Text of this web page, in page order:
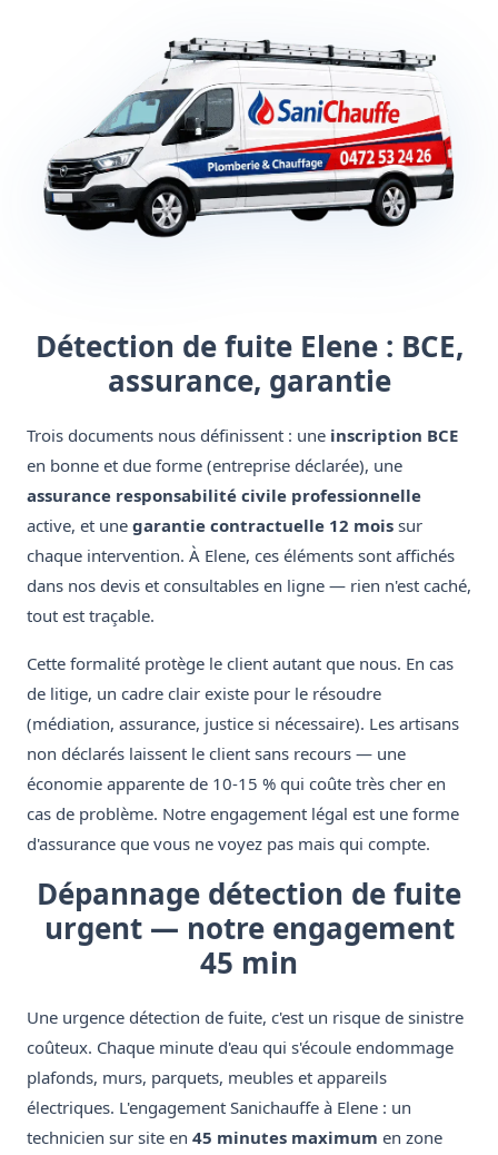
Détection de fuite Elene : BCE,
assurance, garantie
Trois documents nous définissent : une inscription BCE
en bonne et due forme (entreprise déclarée), une
assurance responsabilité civile professionnelle
active, et une garantie contractuelle 12 mois sur
chaque intervention. À Elene, ces éléments sont affichés
dans nos devis et consultables en ligne — rien n'est caché,
tout est traçable.
Cette formalité protège le client autant que nous. En cas
de litige, un cadre clair existe pour le résoudre
(médiation, assurance, justice si nécessaire). Les artisans
non déclarés laissent le client sans recours — une
économie apparente de 10-15 % qui coûte très cher en
cas de problème. Notre engagement légal est une forme
d'assurance que vous ne voyez pas mais qui compte.
Dépannage détection de fuite
urgent — notre engagement
45 min
Une urgence détection de fuite, c'est un risque de sinistre
coûteux. Chaque minute d'eau qui s'écoule endommage
plafonds, murs, parquets, meubles et appareils
électriques. L'engagement Sanichauffe à Elene : un
technicien sur site en 45 minutes maximum en zone